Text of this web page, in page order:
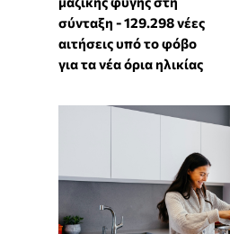
σύνταξη - 129.298 νέες
αιτήσεις υπό το φόβο
για τα νέα όρια ηλικίας